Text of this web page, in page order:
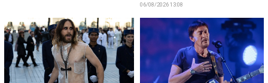
06/08/2026 13:08